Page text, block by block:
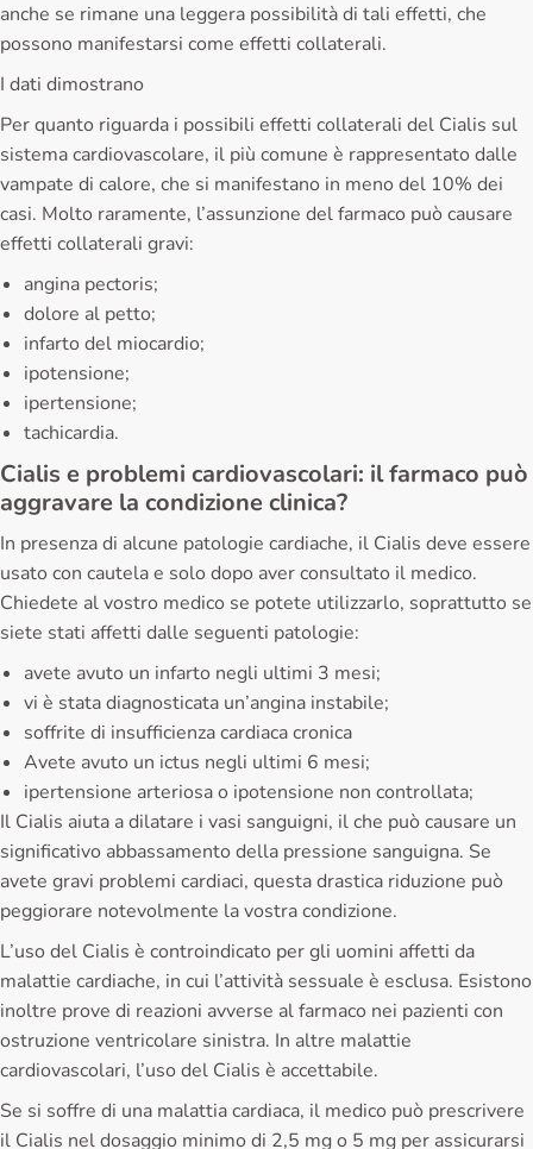
anche se rimane una leggera possibilità di tali effetti, che
possono manifestarsi come effetti collaterali.
I dati dimostrano
Per quanto riguarda i possibili effetti collaterali del Cialis sul
sistema cardiovascolare, il più comune è rappresentato dalle
vampate di calore, che si manifestano in meno del 10% dei
casi. Molto raramente, l’assunzione del farmaco può causare
effetti collaterali gravi:
angina pectoris;
dolore al petto;
infarto del miocardio;
ipotensione;
ipertensione;
tachicardia.
Cialis e problemi cardiovascolari: il farmaco può
aggravare la condizione clinica?
In presenza di alcune patologie cardiache, il Cialis deve essere
usato con cautela e solo dopo aver consultato il medico.
Chiedete al vostro medico se potete utilizzarlo, soprattutto se
siete stati affetti dalle seguenti patologie:
avete avuto un infarto negli ultimi 3 mesi;
vi è stata diagnosticata un’angina instabile;
soffrite di insufficienza cardiaca cronica
Avete avuto un ictus negli ultimi 6 mesi;
ipertensione arteriosa o ipotensione non controllata;
Il Cialis aiuta a dilatare i vasi sanguigni, il che può causare un
significativo abbassamento della pressione sanguigna. Se
avete gravi problemi cardiaci, questa drastica riduzione può
peggiorare notevolmente la vostra condizione.
L’uso del Cialis è controindicato per gli uomini affetti da
malattie cardiache, in cui l’attività sessuale è esclusa. Esistono
inoltre prove di reazioni avverse al farmaco nei pazienti con
ostruzione ventricolare sinistra. In altre malattie
cardiovascolari, l’uso del Cialis è accettabile.
Se si soffre di una malattia cardiaca, il medico può prescrivere
il Cialis nel dosaggio minimo di 2,5 mg o 5 mg per assicurarsi